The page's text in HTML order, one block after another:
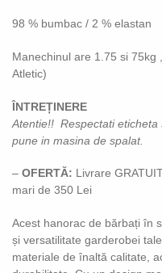
98 % bumbac / 2 % elastan
Manechinul are 1.75 si
Atletic)
ÎNTREȚINERE
Atentie!! Respectati eticheta
pune in masina de spalat.
– OFERTĂ: Livrare
mari de 350 Lei
Acest hanorac de bărbați în
și versatilitate garderobei
materiale de înaltă calitate,